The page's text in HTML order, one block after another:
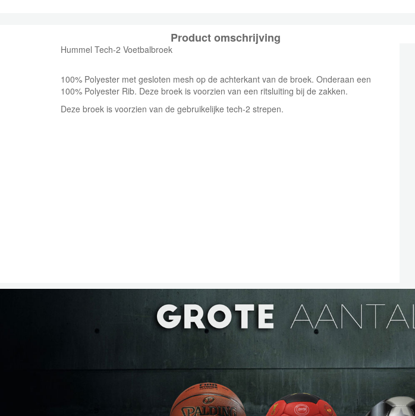
Product omschrijving
Hummel Tech-2 Voetbalbroek
100% Polyester met gesloten mesh op de achterkant van de broek. Onderaan een
100% Polyester Rib. Deze broek is voorzien van een ritsluiting bij de zakken.
Deze broek is voorzien van de gebruikelijke tech-2 strepen.